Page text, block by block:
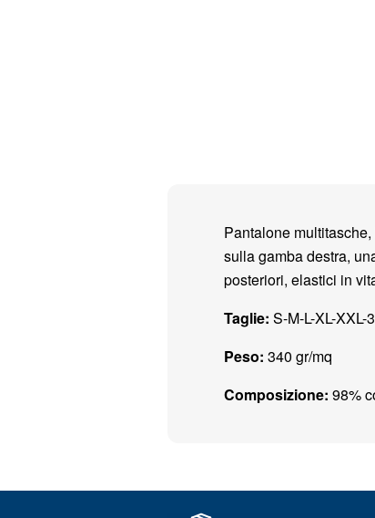
Pantalone
sulla gamba destra,
posteriori, elastici in
Taglie: S-M-L-XL-
Peso: 340 gr/mq
Composizione: 98%